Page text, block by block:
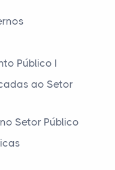
Público I
ao Setor
Setor Público